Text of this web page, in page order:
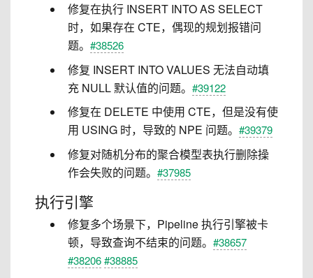
修复在执行 INSERT INTO AS SELECT
时，如果存在 CTE，偶现的规划报错问
题。 #38526
修复 INSERT INTO VALUES 无法自动填
充 NULL 默认值的问题。 #39122
修复在 DELETE 中使用 CTE，但是没有使
用 USING 时，导致的 NPE 问题。 #39379
修复对随机分布的聚合模型表执行删除操
作会失败的问题。 #37985
执行引擎
修复多个场景下，Pipeline 执行引擎被卡
顿，导致查询不结束的问题。 #38657
#38206#38885